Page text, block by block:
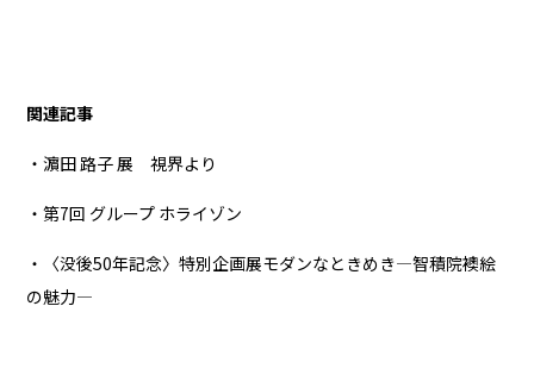
関連記事
・濵田 路子 展 視界より
・第7回 グループ ホライゾン
・〈没後50年記念〉特別企画展モダンなときめき―智積院襖絵
の魅力―